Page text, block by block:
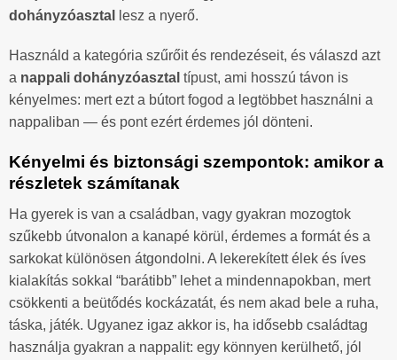
dohányzóasztal
lesz a nyerő.
Használd a kategória szűrőit és rendezéseit, és válaszd azt
a nappali dohányzóasztal típust, ami hosszú távon is
kényelmes: mert ezt a bútort fogod a legtöbbet használni a
nappaliban — és pont ezért érdemes jól dönteni.
Kényelmi és biztonsági szempontok: amikor a
részletek számítanak
Ha gyerek is van a családban, vagy gyakran mozogtok
szűkebb útvonalon a kanapé körül, érdemes a formát és a
sarkokat különösen átgondolni. A lekerekített élek és íves
kialakítás sokkal “barátibb” lehet a mindennapokban, mert
csökkenti a beütődés kockázatát, és nem akad bele a ruha,
táska, játék. Ugyanez igaz akkor is, ha idősebb családtag
használja gyakran a nappalit: egy könnyen kerülhető, jól